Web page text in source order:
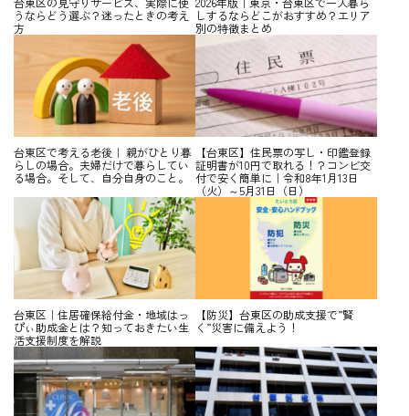
うならどう選ぶ？迷ったときの考え
方
しするならどこがおすすめ？エリア
別の特徴まとめ
台東区で考える老後｜ 親がひとり暮
らしの場合。夫婦だけで暮らしてい
る場合。そして、自分自身のこと。
【台東区】住民票の写し・印鑑登録
証明書が10円で取れる！？コンビ交
付で安く簡単に｜令和8年1月13日
（火）～5月31日（日）
台東区｜住居確保給付金・地域はっ
ぴぃ助成金とは？知っておきたい生
活支援制度を解説
【防災】台東区の助成支援で”賢
く”災害に備えよう！